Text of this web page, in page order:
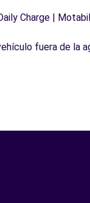
Charge |
fuera de la